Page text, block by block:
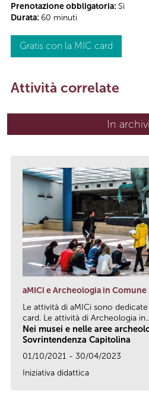
Prenotazione obbligatoria: Sì
Durata: 60 minuti
Gratis con la MIC card
Attività correlate
In
aMICi e Archeologia in Comune
Le attività di aMICi sono
card. Le attività di Archeologia
Nei musei e nelle aree
Sovrintendenza Capitolina
01/10/2021 - 30/04/2023
Iniziativa didattica